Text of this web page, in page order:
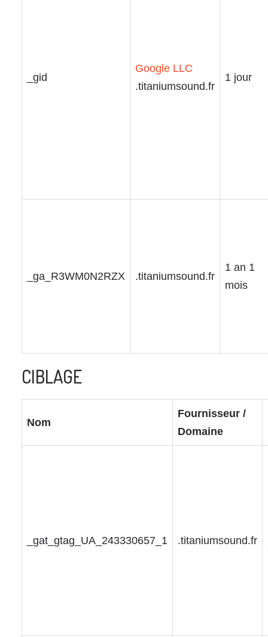
_gid
Google LLC
.titaniumsound.fr
1 jour
_ga_R3WM0N2RZX .titaniumsound.fr
1 an 1
mois
CIBLAGE
Nom
Fournisseur /
Domaine
_gat_gtag_UA_243330657_1 .titaniumsound.fr